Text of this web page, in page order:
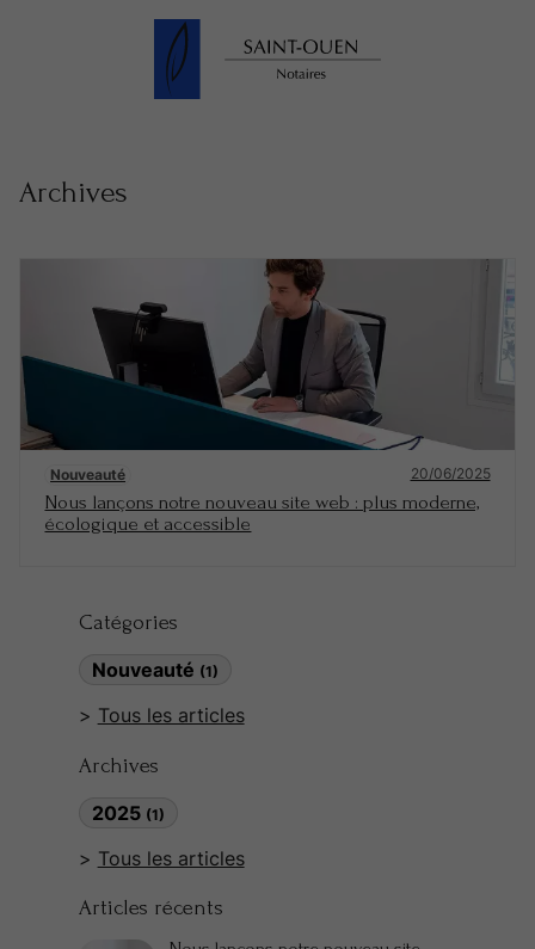
Catégories
Nouveauté (1)
Tous les articles
Archives
2025 (1)
Tous les articles
Articles récents
Archives
Nouveauté 20/06/2025
Nous lançons notre nouveau site web : plus moderne,
écologique et accessible